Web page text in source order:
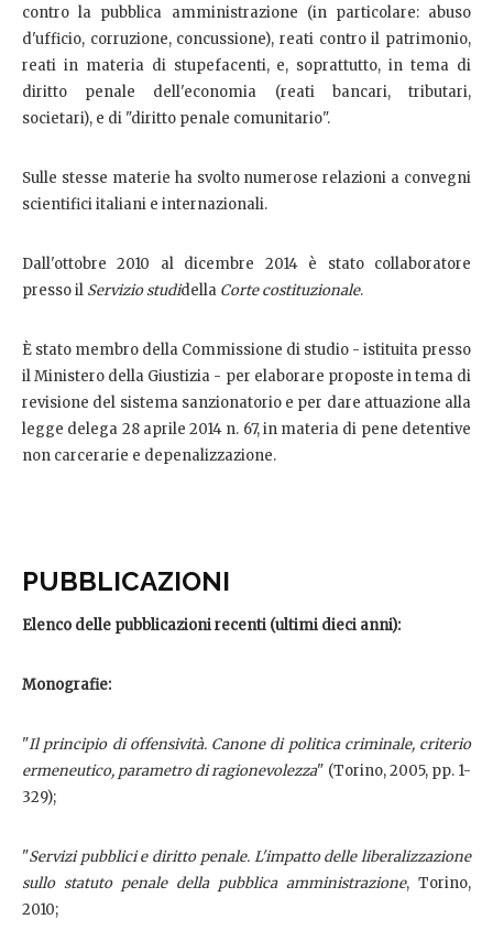
contro la pubblica amministrazione (in particolare: abuso
d'ufficio, corruzione, concussione), reati contro il patrimonio,
reati in materia di stupefacenti, e, soprattutto, in tema di
diritto penale dell'economia (reati bancari, tributari,
societari), e di "diritto penale comunitario".
Sulle stesse materie ha svolto numerose relazioni a convegni
scientifici italiani e internazionali.
Dall'ottobre 2010 al dicembre 2014 è stato collaboratore
presso il Servizio studidella Corte costituzionale.
È stato membro della Commissione di studio - istituita presso
il Ministero della Giustizia - per elaborare proposte in tema di
revisione del sistema sanzionatorio e per dare attuazione alla
legge delega 28 aprile 2014 n. 67, in materia di pene detentive
non carcerarie e depenalizzazione.
PUBBLICAZIONI
Elenco delle pubblicazioni recenti (ultimi dieci anni):
Monografie:
"Il principio di offensività. Canone di politica criminale, criterio
ermeneutico, parametro di ragionevolezza" (Torino, 2005, pp. 1-
329);
"Servizi pubblici e diritto penale. L'impatto delle liberalizzazione
sullo statuto penale della pubblica amministrazione, Torino,
2010;